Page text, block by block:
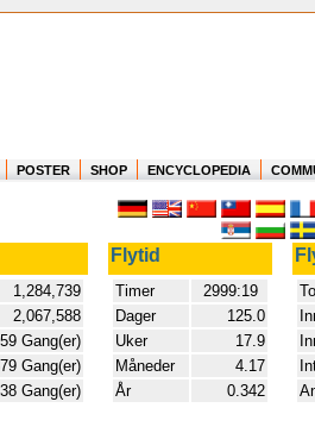
Where in the world have you flown?
How long have you been in the air?
Create your own FlightMemory and see!
POSTER SHOP ENCYCLOPEDIA
Flytid
1,284,739
2,067,588
Gang(er)
Gang(er)
Gang(er)
Timer
2999:19
Dager
125.0
Uker
17.9
Måneder
4.17
År
0.342